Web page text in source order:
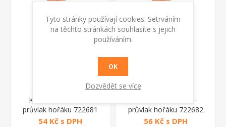
Kontaktní trubička -
průvlak hořáku 722681
CO2 Telwin
54 Kč s DPH
Kontaktní trubička -
průvlak hořáku 722682
CO2 Telwin
56 Kč s DPH
Tyto stránky používají cookies. Setrváním
na těchto stránkách souhlasíte s jejich
používáním.
OK
Dozvědět se více